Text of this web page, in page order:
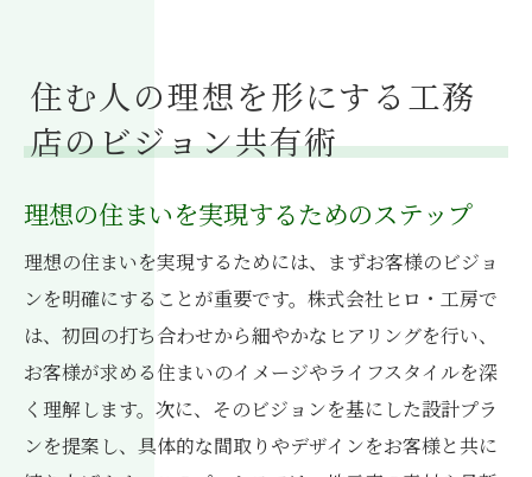
住む人の理想を形にする工務
店のビジョン共有術
理想の住まいを実現するためのステップ
理想の住まいを実現するためには、まずお客様のビジョ
ンを明確にすることが重要です。株式会社ヒロ・工房で
は、初回の打ち合わせから細やかなヒアリングを行い、
お客様が求める住まいのイメージやライフスタイルを深
く理解します。次に、そのビジョンを基にした設計プラ
ンを提案し、具体的な間取りやデザインをお客様と共に